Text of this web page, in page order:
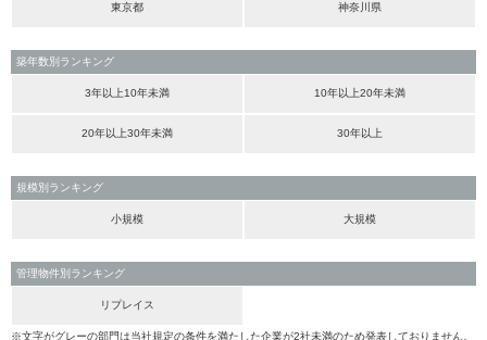
東京都 神奈川県
築年数別ランキング
3年以上10年未満 10年以上20年未満
20年以上30年未満 30年以上
規模別ランキング
小規模 大規模
管理物件別ランキング
リプレイス
※文字がグレーの部門は当社規定の条件を満たした企業が2社未満のため発表しておりません。